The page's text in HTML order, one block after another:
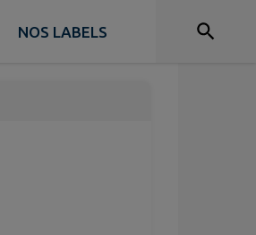
NOS LABELS